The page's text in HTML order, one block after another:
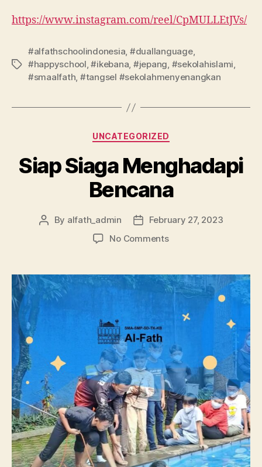
https://www.instagram.com/reel/CpMULLEtJVs/
#alfathschoolindonesia, #duallanguage,
#happyschool,#ikebana, #jepang, #sekolahislami,
#smaalfath, #tangsel #sekolahmenyenangkan
UNCATEGORIZED
Siap Siaga Menghadapi
Bencana
By alfath_admin
February 27, 2023
No Comments